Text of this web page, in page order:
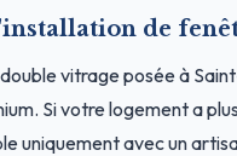
de
vitrage posée à
Si votre logement a
uniquement avec un